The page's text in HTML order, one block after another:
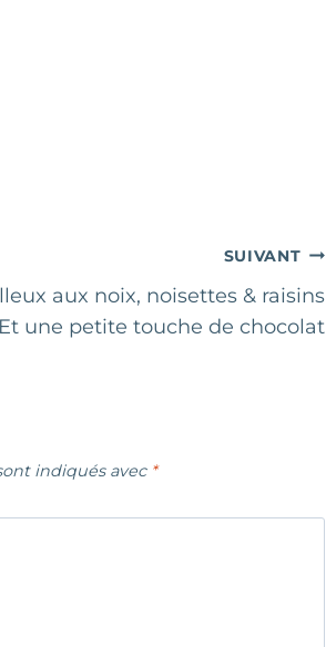
SUIVANT
aux noix, noisettes & raisins
une petite touche de chocolat
indiqués avec *